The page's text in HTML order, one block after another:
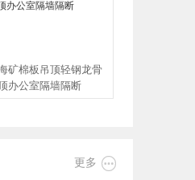
矿棉板吊顶轻钢龙骨
办公室隔墙隔断
更多 